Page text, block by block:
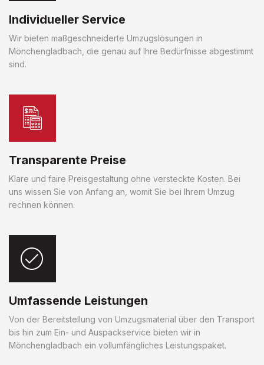
Individueller Service
Wir bieten maßgeschneiderte Umzugslösungen in
Mönchengladbach, die genau auf Ihre Bedürfnisse abgestimmt
sind.
Transparente Preise
Klare und faire Preisgestaltung ohne versteckte Kosten. Bei
uns wissen Sie von Anfang an, womit Sie bei Ihrem Umzug
rechnen können.
Umfassende Leistungen
Von der Bereitstellung von Umzugsmaterial über den Transport
bis hin zum Ein- und Auspackservice bieten wir in
Mönchengladbach ein vollumfängliches Leistungspaket.